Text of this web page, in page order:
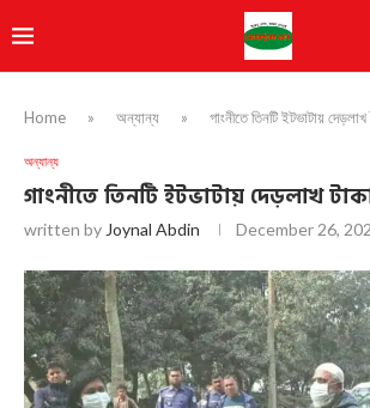
Home » অন্যান্য » গাংনীতে তিনটি ইটভাটায় দেড়লাখ
অন্যান্য
গাংনীতে তিনটি ইটভাটায় দেড়লাখ
written by Joynal Abdin December 26,